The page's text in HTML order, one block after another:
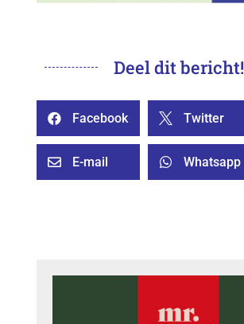
Deel dit bericht!
 Facebook  Twitter
 E-mail  Whatsapp